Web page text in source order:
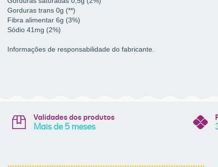
Gorduras trans 0g (**)
Fibra alimentar 6g (3%)
Sódio 41mg (2%)
Informações de responsabilidade do fabricante.
Validades dos produtos
Mais de 5 meses